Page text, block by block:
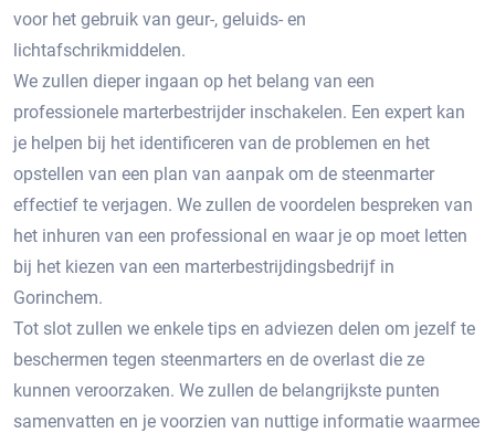
voor het gebruik van geur-, geluids- en
lichtafschrikmiddelen.​
We zullen dieper ingaan op het belang van een
professionele marterbestrijder inschakelen.​ Een expert kan
je helpen bij het identificeren van de problemen en het
opstellen van een plan van aanpak om de steenmarter
effectief te verjagen.​ We zullen de voordelen bespreken van
het inhuren van een professional en waar je op moet letten
bij het kiezen van een marterbestrijdingsbedrijf in
Gorinchem.​
Tot slot zullen we enkele tips en adviezen delen om jezelf te
beschermen tegen steenmarters en de overlast die ze
kunnen veroorzaken.​ We zullen de belangrijkste punten
samenvatten en je voorzien van nuttige informatie waarmee